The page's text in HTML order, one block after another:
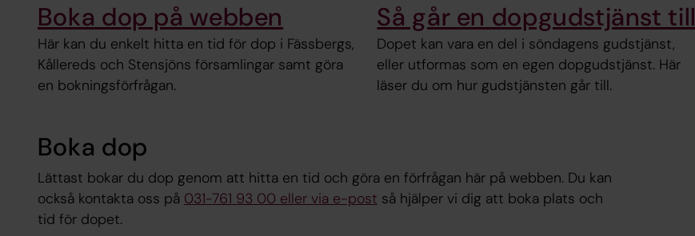
Boka dop på webben
Här kan du enkelt hitta en tid för dop i Fässbergs,
Kållereds och Stensjöns församlingar samt göra
en bokningsförfrågan.
Så går en dopgudstjänst till
Dopet kan vara en del i söndagens gudstjänst,
eller utformas som en egen dopgudstjänst. Här
läser du om hur gudstjänsten går till.
Boka dop
Lättast bokar du dop genom att hitta en tid och göra en förfrågan här på webben. Du kan
också kontakta oss på 031-761 93 00 eller via e-post så hjälper vi dig att boka plats och
tid för dopet.